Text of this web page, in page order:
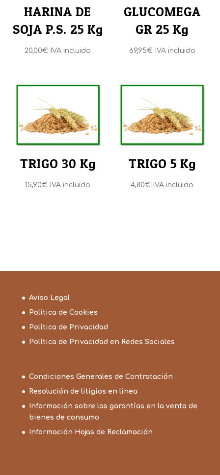
HARINA DE
SOJA P.S. 25 Kg
20,00€ IVA incluido
GLUCOMEGA
GR 25 Kg
69,95€ IVA incluido
TRIGO 30 Kg
15,90€ IVA incluido
TRIGO 5 Kg
4,80€ IVA incluido
Aviso Legal
Política de Cookies
Política de Privacidad
Política de Privacidad en Redes Sociales
Condiciones Generales de Contratación
Resolución de litigios en línea
Información sobre las garantías en la venta de
bienes de consumo
Información Hojas de Reclamación